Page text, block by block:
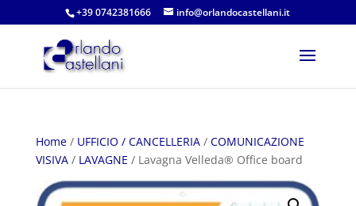
+39 0742381666 info@orlandocastellani.it
Home/ UFFICIO / CANCELLERIA/ COMUNICAZIONE
VISIVA/ LAVAGNE / Lavagna Velleda® Office board